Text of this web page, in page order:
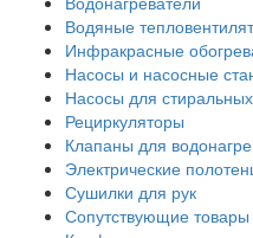
Водяные
Инфракрасные
Насосы и насосные
Насосы для
Рециркуляторы
Клапаны для
Электрические
Сушилки для рук
Сопутствующие